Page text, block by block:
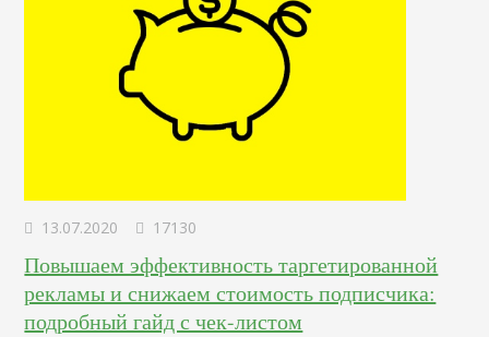
13.07.2020 17130
Повышаем эффективность таргетированной
рекламы и снижаем стоимость подписчика:
подробный гайд с чек-листом